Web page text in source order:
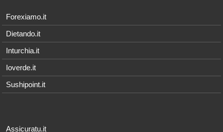
Forexiamo.it
Dietando.it
Inturchia.it
Ioverde.it
Sushipoint.it
Assicuratu.it